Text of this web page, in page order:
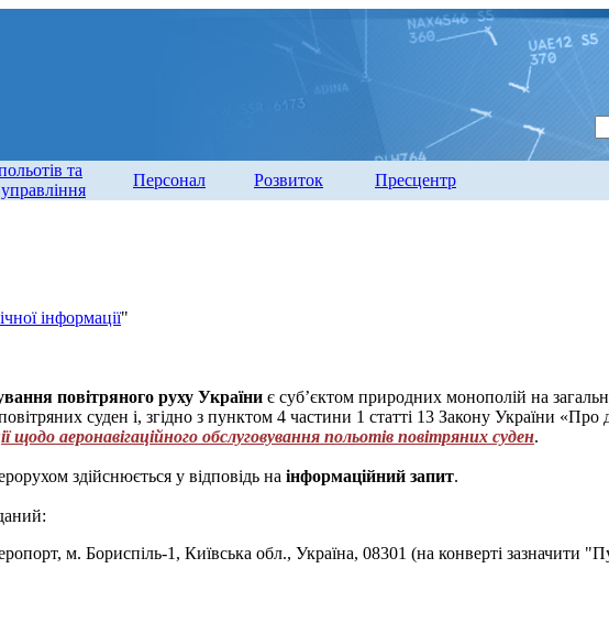
та
Персонал Розвиток Пресцентр
інформації"
повітряного руху України є суб’єктом природних монополій на
суден і, згідно з пунктом 4 частини 1 статті 13 Закону України «Про
щодо аеронавігаційного обслуговування польотів повітряних суден.
здійснюється у відповідь на інформаційний запит.
м. Бориспіль-1, Київська обл., Україна, 08301 (на конверті зазначити